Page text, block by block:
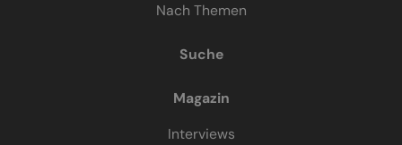
Nach Themen
Suche
Magazin
Interviews